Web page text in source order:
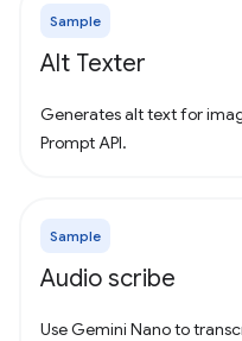
Sample
Alt Texter
Generates alt text for
Prompt API.
Sample
Audio scribe
Use Gemini Nano to